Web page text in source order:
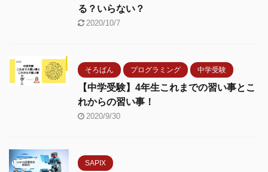
る？いらない？
2020/10/7
そろばん プログラミング 中学受験
【中学受験】4年生これまでの習い事とこ
れからの習い事！
2020/9/30
SAPIX